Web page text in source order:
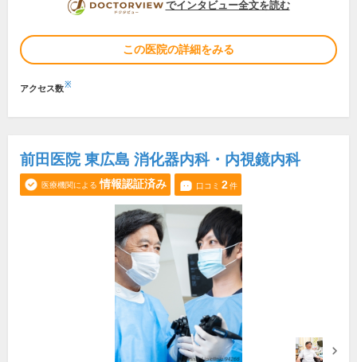
DOCTORVIEW
でインタビュー全文を読む
この医院の詳細をみる
アクセス数※
前田医院 東広島 消化器内科・内視鏡内科
医療機関による 情報認証済み 口コミ 2件